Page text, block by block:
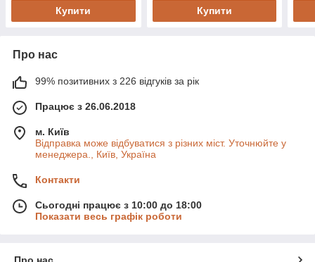
Купити Купити
Про нас
99% позитивних з 226 відгуків за рік
Працює з 26.06.2018
м. Київ
Відправка може відбуватися з різних міст. Уточнюйте у
менеджера., Київ, Україна
Контакти
Сьогодні працює з 10:00 до 18:00
Показати весь графік роботи